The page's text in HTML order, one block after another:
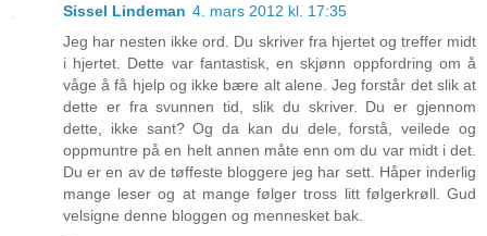
Sissel Lindeman 4. mars 2012 kl. 17:35
Jeg har nesten ikke ord. Du skriver fra hjertet og treffer midt
i hjertet. Dette var fantastisk, en skjønn oppfordring om å
våge å få hjelp og ikke bære alt alene. Jeg forstår det slik at
dette er fra svunnen tid, slik du skriver. Du er gjennom
dette, ikke sant? Og da kan du dele, forstå, veilede og
oppmuntre på en helt annen måte enn om du var midt i det.
Du er en av de tøffeste bloggere jeg har sett. Håper inderlig
mange leser og at mange følger tross litt følgerkrøll. Gud
velsigne denne bloggen og mennesket bak.